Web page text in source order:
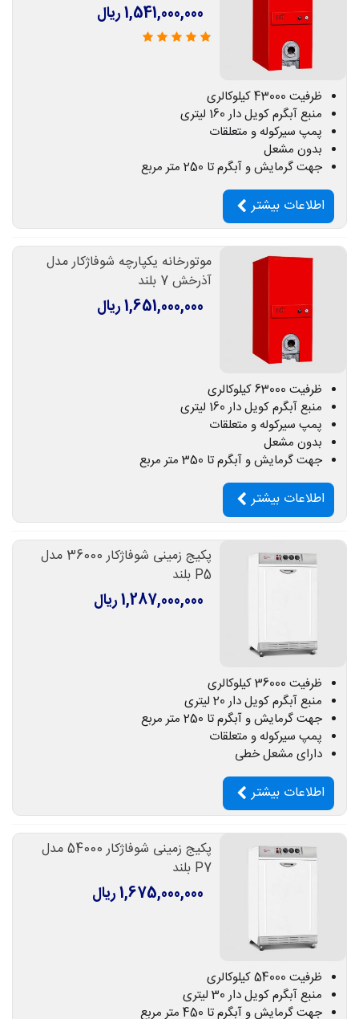
1,541,000,000 ریال
ظرفیت 43000 کیلوکالری
منبع آبگرم کویل دار 160 لیتری
پمپ سیرکوله و متعلقات
بدون مشعل
جهت گرمایش و آبگرم تا 250 متر مربع
اطلاعات بیشتر
موتورخانه یکپارچه شوفاژکار مدل
آذرخش 7 بلند
1,651,000,000 ریال
ظرفیت 63000 کیلوکالری
منبع آبگرم کویل دار 160 لیتری
پمپ سیرکوله و متعلقات
بدون مشعل
جهت گرمایش و آبگرم تا 350 متر مربع
اطلاعات بیشتر
پکیج زمینی شوفاژکار 36000 مدل
P5 بلند
1,287,000,000 ریال
ظرفیت 36000 کیلوکالری
منبع آبگرم کویل دار 20 لیتری
جهت گرمایش و آبگرم تا 250 متر مربع
پمپ سیرکوله و متعلقات
دارای مشعل خطی
اطلاعات بیشتر
پکیج زمینی شوفاژکار 54000 مدل
P7 بلند
1,675,000,000 ریال
ظرفیت 54000 کیلوکالری
منبع آبگرم کویل دار 30 لیتری
جهت گرمایش و آبگرم تا 450 متر مربع